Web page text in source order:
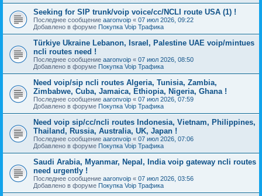
Seeking for SIP trunk/voip voice/cc/NCLI route USA (1) !
Последнее сообщение aaronvoip « 07 июл 2026, 09:22
Добавлено в форуме Покупка Voip Трафика
Türkiye Ukraine Lebanon, Israel, Palestine UAE voip/mintues
ncli routes need !
Последнее сообщение aaronvoip « 07 июл 2026, 08:50
Добавлено в форуме Покупка Voip Трафика
Need voip/sip ncli routes Algeria, Tunisia, Zambia,
Zimbabwe, Cuba, Jamaica, Ethiopia, Nigeria, Ghana !
Последнее сообщение aaronvoip « 07 июл 2026, 07:59
Добавлено в форуме Покупка Voip Трафика
Need voip sip/cc/ncli routes Indonesia, Vietnam, Philippines,
Thailand, Russia, Australia, UK, Japan !
Последнее сообщение aaronvoip « 07 июл 2026, 07:06
Добавлено в форуме Покупка Voip Трафика
Saudi Arabia, Myanmar, Nepal, India voip gateway ncli routes
need urgently !
Последнее сообщение aaronvoip « 07 июл 2026, 03:56
Добавлено в форуме Покупка Voip Трафика